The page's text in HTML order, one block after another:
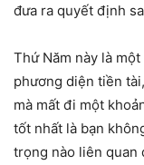
đưa ra quyết định
Thứ Năm này là
phương diện tiền
mà mất đi một
tốt nhất là bạn
trọng nào liên quan